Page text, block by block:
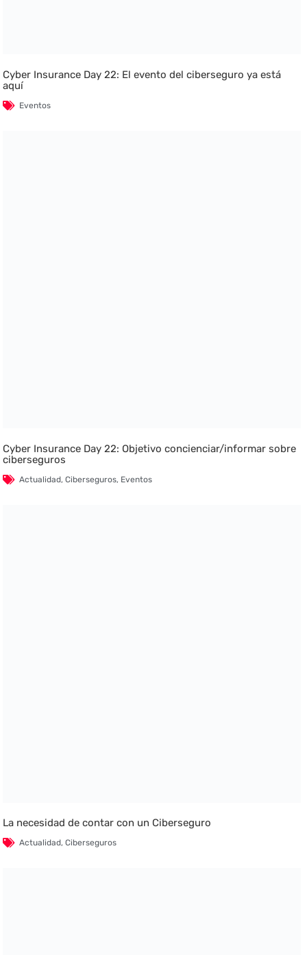
Cyber Insurance Day 22: El evento del ciberseguro ya está
aquí
Eventos
Cyber Insurance Day 22: Objetivo concienciar/informar sobre
ciberseguros
Actualidad,Ciberseguros, Eventos
La necesidad de contar con un Ciberseguro
Actualidad,Ciberseguros